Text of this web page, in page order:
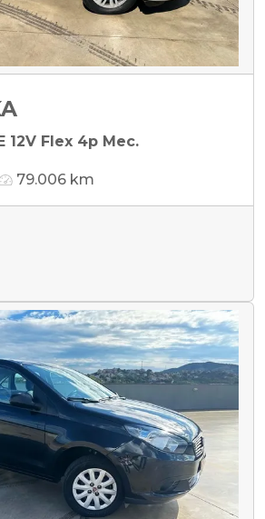
12V Flex 4p Mec.
79.006 km